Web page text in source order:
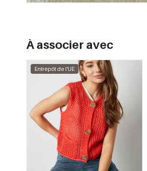
À associer avec
Entrepôt de l'UE